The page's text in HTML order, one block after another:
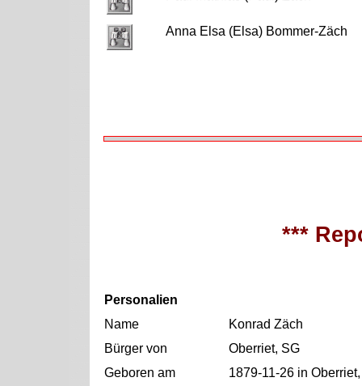
Anna Elsa (Elsa) Bommer-Zäch
***
Personalien
Name
Konrad Zäch
Bürger von
Oberriet, SG
Geboren am
1879-11-26 in